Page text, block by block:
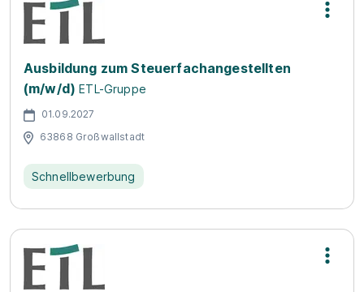
Ausbildung zum Steuerfachangestellten
(m/w/d) ETL-Gruppe
01.09.2027
63868 Großwallstadt
Schnellbewerbung